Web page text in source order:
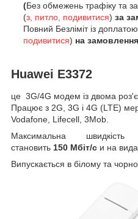
(Без обмежень трафіку та
(з , питло, подивитися) за
Повний Безліміт із
подивитися) на замовлення
Huawei E3372
це 3G/4G модем із двома
Працює з 2G, 3G і 4G (LTE)
Vodafone, Lifecell, 3Mob.
Максимальна
становить 150 Мбіт/с и на
Випускається в білому та